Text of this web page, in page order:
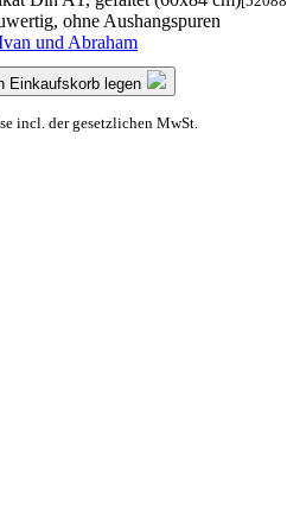
ohne Aushangspuren
Einkaufskorb legen
incl. der gesetzlichen MwSt.